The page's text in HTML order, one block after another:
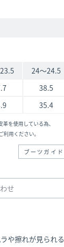
24～24.5
38.5
35.4
を使用している為、
用ください。
ブーツガイド
せ
や擦れが見られる